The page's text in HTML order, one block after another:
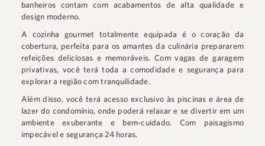
banheiros contam com acabamentos de alta qualidade e
design moderno.
A cozinha gourmet totalmente equipada é o coração da
cobertura, perfeita para os amantes da culinária prepararem
refeições deliciosas e memoráveis. Com vagas de garagem
privativas, você terá toda a comodidade e segurança para
explorar a região com tranquilidade.
Além disso, você terá acesso exclusivo às piscinas e área de
lazer do condomínio, onde poderá relaxar e se divertir em um
ambiente exuberante e bem-cuidado. Com paisagismo
impecável e segurança 24 horas.